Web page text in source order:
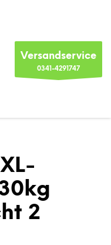
Versandservice
0341-4291747
2